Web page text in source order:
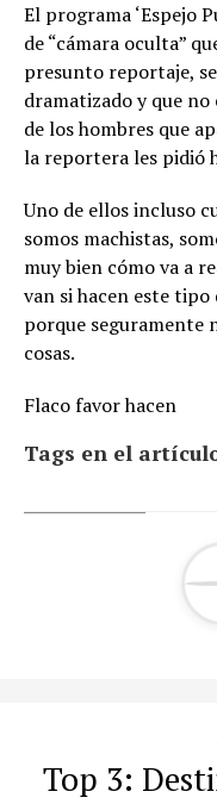
El programa ‘Espejo
de “cámara oculta”
presunto reportaje,
dramatizado y que
de los hombres que
la reportera les pidió
Uno de ellos incluso
somos machistas,
muy bien cómo va a
van si hacen este tipo
porque seguramente
cosas.
Flaco favor hacen
Tags en el
Top 3: